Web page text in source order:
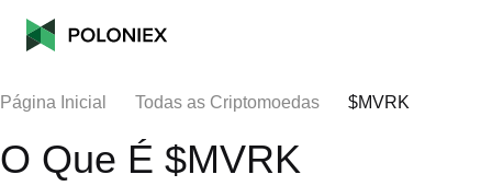
Página Inicial Todas as Criptomoedas $MVRK
O Que É $MVRK